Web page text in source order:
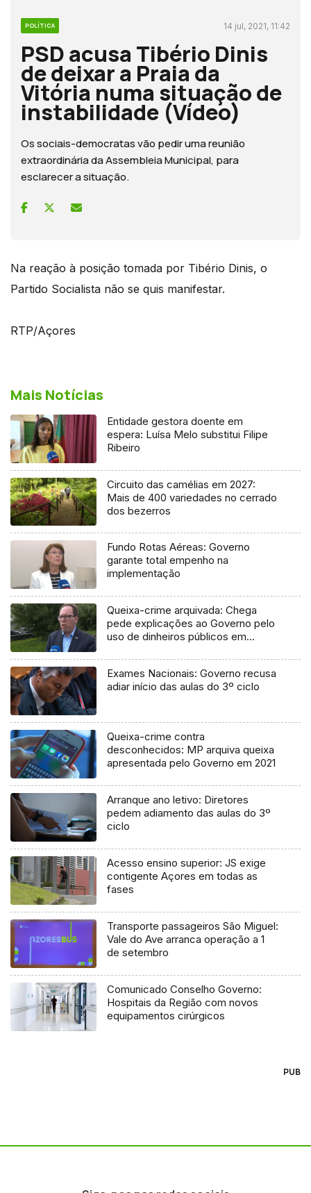
POLÍTICA 14 jul, 2021, 11:42
PSD acusa Tibério Dinis
de deixar a Praia da
Vitória numa situação de
instabilidade (Vídeo)
Os sociais-democratas vão pedir uma reunião
extraordinária da Assembleia Municipal, para
esclarecer a situação.
Na reação à posição tomada por Tibério Dinis, o
Partido Socialista não se quis manifestar.
RTP/Açores
Mais Notícias
Entidade gestora doente em
espera: Luísa Melo substitui Filipe
Ribeiro
Circuito das camélias em 2027:
Mais de 400 variedades no cerrado
dos bezerros
Fundo Rotas Aéreas: Governo
garante total empenho na
implementação
Queixa-crime arquivada: Chega
pede explicações ao Governo pelo
uso de dinheiros públicos em
Exames Nacionais: Governo recusa
adiar início das aulas do 3º ciclo
Queixa-crime contra
desconhecidos: MP arquiva queixa
apresentada pelo Governo em 2021
Arranque ano letivo: Diretores
pedem adiamento das aulas do 3º
ciclo
Acesso ensino superior: JS exige
contigente Açores em todas as
fases
Transporte passageiros São Miguel:
Vale do Ave arranca operação a 1
de setembro
Comunicado Conselho Governo:
Hospitais da Região com novos
equipamentos cirúrgicos
PUB